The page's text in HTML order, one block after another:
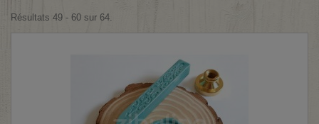
Résultats 49 - 60 sur 64.